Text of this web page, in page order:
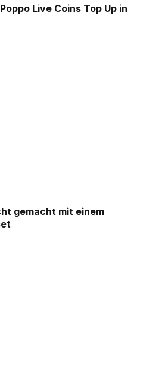
Live Coins Top Up in
gemacht mit einem